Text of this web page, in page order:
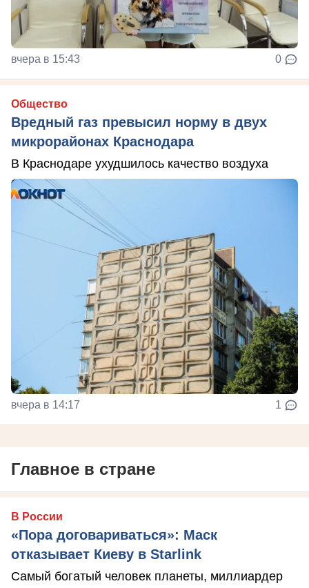
вчера в 15:43 0
Общество
Вредный газ превысил норму в двух
микрорайонах Краснодара
В Краснодаре ухудшилось качество воздуха
вчера в 14:17 1
Главное в стране
В России
«Пора договариваться»: Маск
отказывает Киеву в Starlink
Самый богатый человек планеты, миллиардер